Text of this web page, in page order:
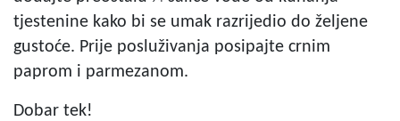
tjestenine kako bi se umak razrijedio do željene
gustoće. Prije posluživanja posipajte crnim
paprom i parmezanom.
Dobar tek!